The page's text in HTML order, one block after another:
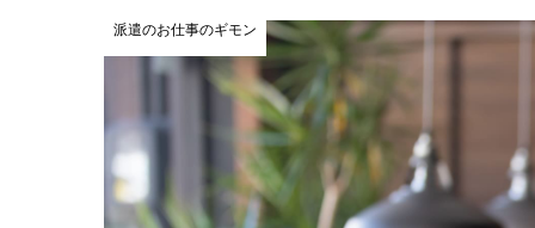
派遣のお仕事のギモン